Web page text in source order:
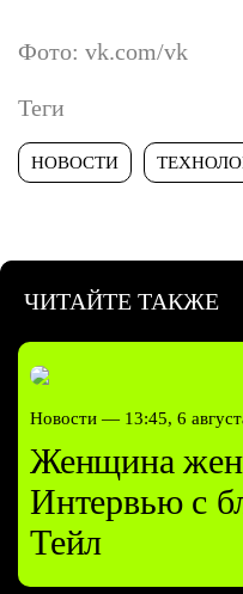
Фото: vk.com/vk
Теги
НОВОСТИ
ЧИТАЙТЕ ТАКЖЕ
Новости — 13:45, 6
Женщина
Интервью с
Тейл